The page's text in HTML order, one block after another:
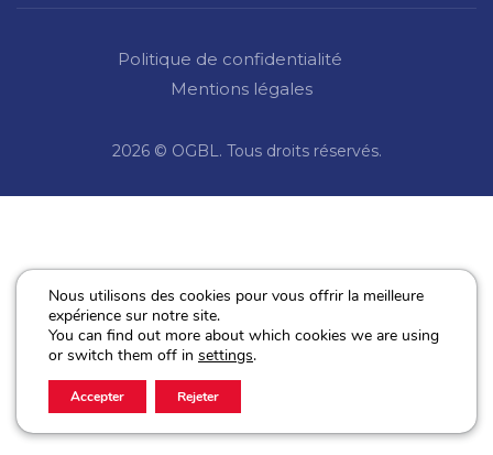
Politique de confidentialité
Mentions légales
2026 © OGBL. Tous droits réservés.
Nous utilisons des cookies pour vous offrir la meilleure
expérience sur notre site.
You can find out more about which cookies we are using
or switch them off in settings.
Accepter Rejeter